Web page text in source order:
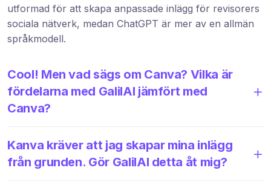
utformad för att skapa anpassade inlägg för revisorers
sociala nätverk, medan ChatGPT är mer av en allmän
språkmodell.
Cool! Men vad sägs om Canva? Vilka är
fördelarna med GalilAI jämfört med
Canva?
Kanva kräver att jag skapar mina inlägg
från grunden. Gör GalilAI detta åt mig?